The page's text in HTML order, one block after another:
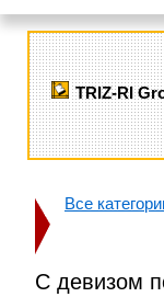
TRIZ-RI
Все
С девизом